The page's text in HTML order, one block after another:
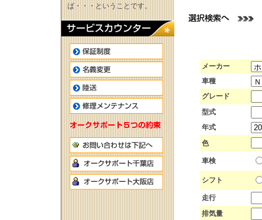
ば・・・ということです。
メーカー
車種
グレード
型式
年式
色
車検
シフト
走行
排気量